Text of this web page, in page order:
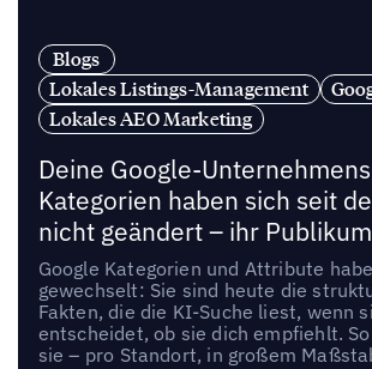
Blogs
Lokales Listings-Management
Lokales AEO Marketing
Deine Google-
Kategorien haben sich seit
nicht geändert – ihr
Google Kategorien und Attribute
gewechselt: Sie sind heute die
Fakten, die die KI-Suche liest, wenn
entscheidet, ob sie dich empfiehlt.
sie – pro Standort, in großem